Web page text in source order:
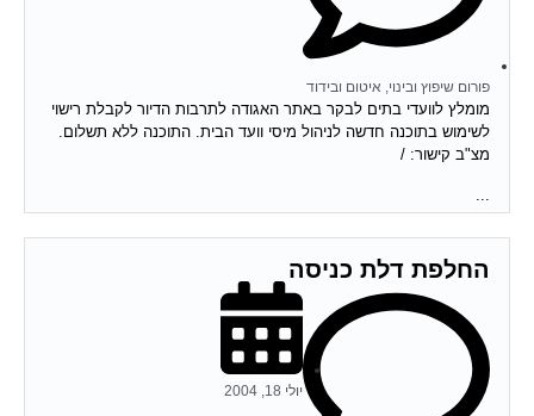
פורום שיפוץ ובינוי, איטום ובידוד
מומלץ לוועדי בתים לבקר באתר האגודה לתרבות הדיור לקבלת רישוי
לשימוש בתוכנה חדשה לניהול מיסי וועד הבית. התוכנה ללא תשלום.
מצ"ב קישור: /
החלפת דלת כניסה
יולי 18, 2004